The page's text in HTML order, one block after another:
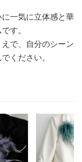
一気に立体感と華
す。
で、自分のシーン
ください。